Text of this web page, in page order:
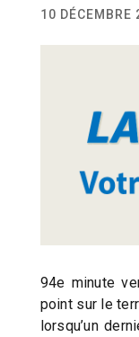
10 DÉCEMBRE
94e minute
point sur le
lorsqu’un